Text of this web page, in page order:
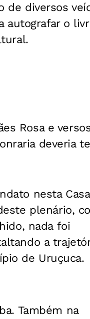
de diversos
autografar o
Rosa e
deveria
nesta
plenário,
nada foi
a
de Uruçuca.
Também na